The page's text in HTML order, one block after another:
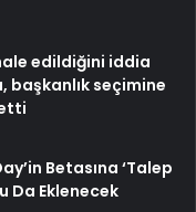
edildiğini iddia
başkanlık seçimine
Betasına ‘Talep
Da Eklenecek